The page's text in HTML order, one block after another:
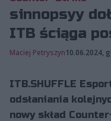
sinnopsyy
ITB ściąga
Maciej Petryszyn10.06.2024,
ITB.SHUFFLE
odsłaniania
nowy skład